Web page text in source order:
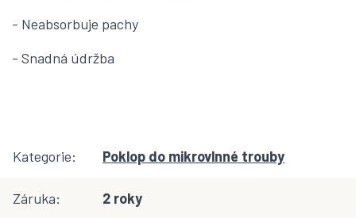
- Neabsorbuje pachy
- Snadná údržba
Kategorie: Poklop do mikrovlnné trouby
Záruka: 2 roky